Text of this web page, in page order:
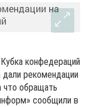
конфедераций
рекомендации
что обращать
сообщили в